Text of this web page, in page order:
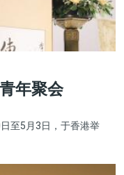
年聚会
至5月3日，于香港举